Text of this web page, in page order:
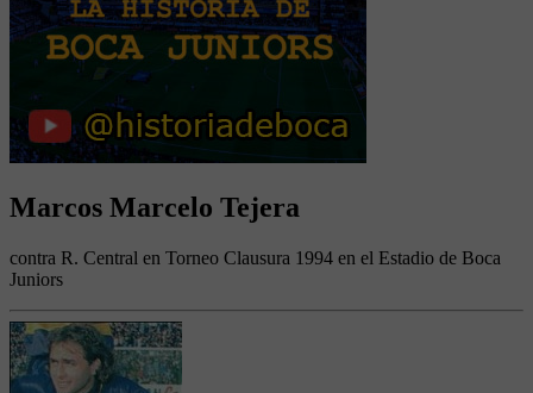
Marcos Marcelo Tejera
contra R. Central en Torneo Clausura 1994 en el Estadio de Boca
Juniors